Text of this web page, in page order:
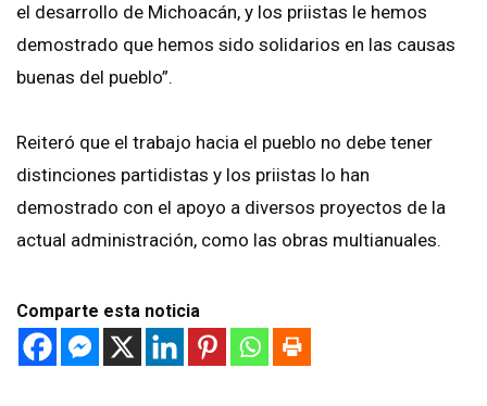
el desarrollo de Michoacán, y los priistas le hemos
demostrado que hemos sido solidarios en las causas
buenas del pueblo”.
Reiteró que el trabajo hacia el pueblo no debe tener
distinciones partidistas y los priistas lo han
demostrado con el apoyo a diversos proyectos de la
actual administración, como las obras multianuales.
Comparte esta noticia